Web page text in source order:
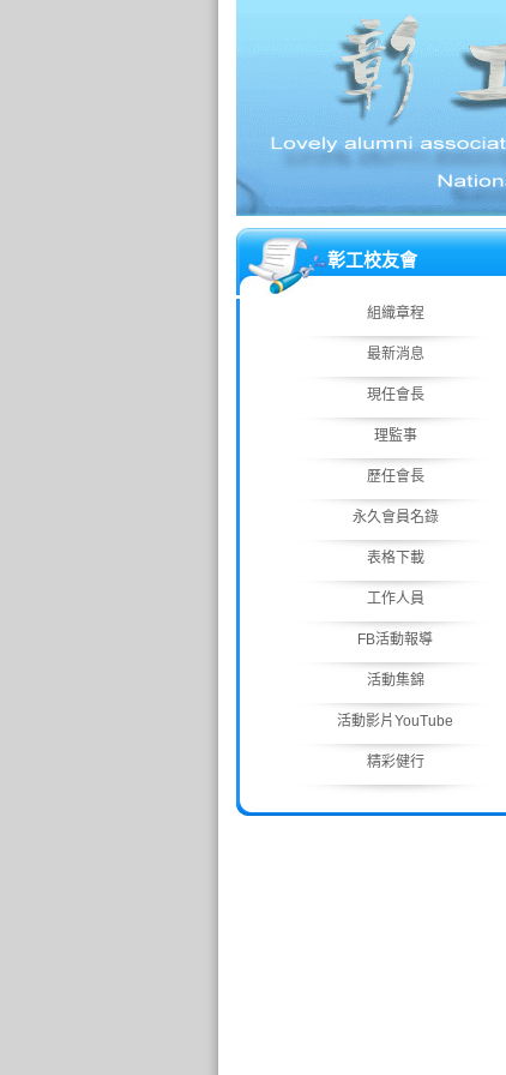
彰工校友會
組織章程
最新消息
現任會長
理監事
歷任會長
永久會員名錄
表格下載
工作人員
FB活動報導
活動集錦
活動影片YouTube
精彩健行